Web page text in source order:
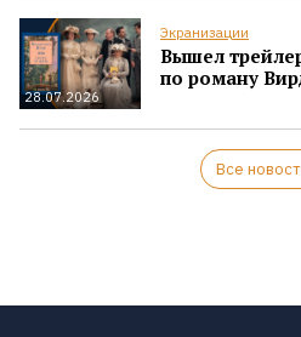
28.07.2026
Экранизации
Вышел
по роману
Все